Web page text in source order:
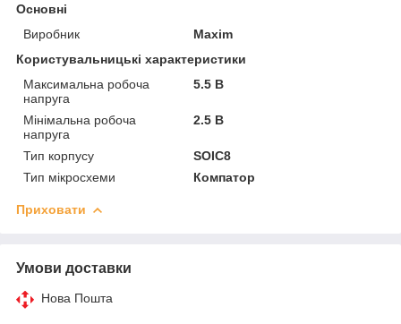
Основні
Виробник
Maxim
Користувальницькі характеристики
Максимальна робоча
напруга
5.5 В
Мінімальна робоча
напруга
2.5 В
Тип корпусу
SOIC8
Тип мікросхеми
Компатор
Приховати
Умови доставки
Нова Пошта